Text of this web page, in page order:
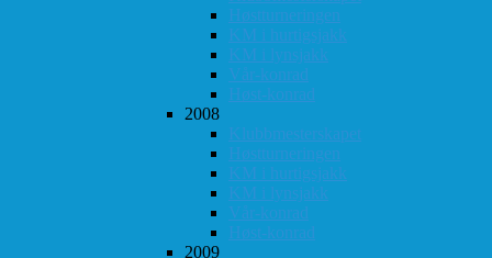
Høstturneringen
KM i hurtigsjakk
KM i lynsjakk
Vår-konrad
Høst-konrad
2008
Klubbmesterskapet
Høstturneringen
KM i hurtigsjakk
KM i lynsjakk
Vår-konrad
Høst-konrad
2009